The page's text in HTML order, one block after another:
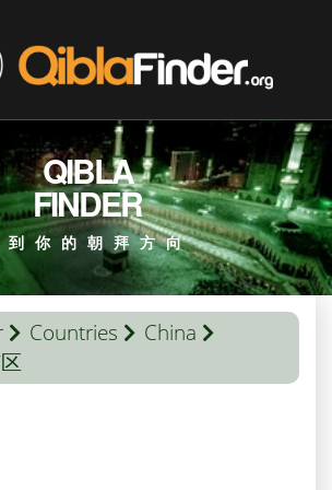
QIBLA
FINDER
到你的朝拜方向
Countries
China